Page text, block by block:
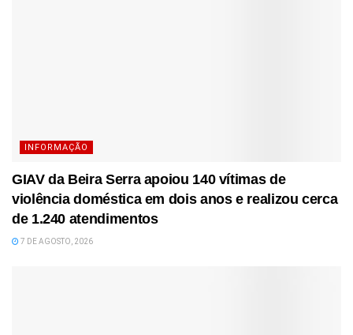
INFORMAÇÃO
GIAV da Beira Serra apoiou 140 vítimas de
violência doméstica em dois anos e realizou cerca
de 1.240 atendimentos
7 DE AGOSTO, 2026